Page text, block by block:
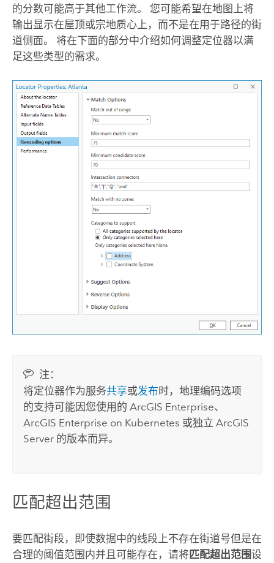
的分数可能高于其他工作流。 您可能希望在地图上将
输出显示在屋顶或宗地质心上，而不是在用于路径的街
道侧面。 将在下面的部分中介绍如何调整定位器以满
足这些类型的需求。
注：
将定位器作为服务共享或发布时，地理编码选项
的支持可能因您使用的ArcGIS Enterprise、
ArcGIS Enterprise on Kubernetes 或独立ArcGIS
Server 的版本而异。
匹配超出范围
要匹配街段，即使数据中的线段上不存在街道号但是在
合理的阈值范围内并且可能存在，请将匹配超出范围设